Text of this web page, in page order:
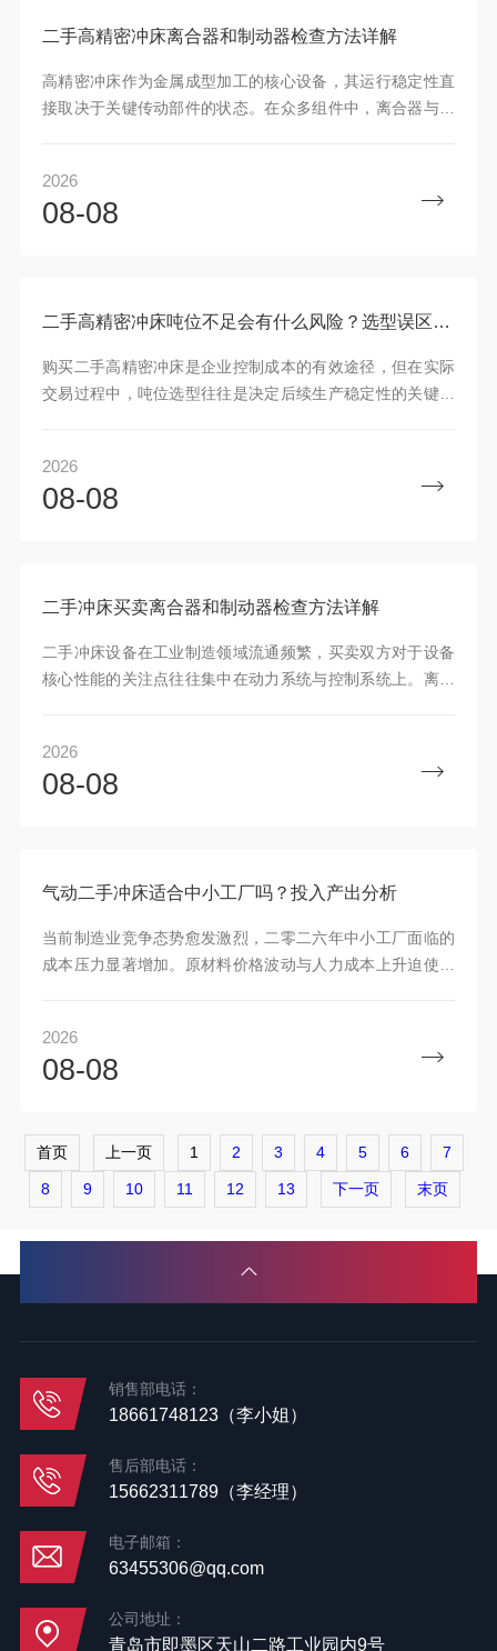
二手高精密冲床离合器和制动器检查方法详解
高精密冲床作为金属成型加工的核心设备，其运行稳定性直
接取决于关键传动部件的状态。在众多组件中，离合器与制
2026
08-08
二手高精密冲床吨位不足会有什么风险？选型误区说明
购买二手高精密冲床是企业控制成本的有效途径，但在实际
交易过程中，吨位选型往往是决定后续生产稳定性的关键因
2026
08-08
二手冲床买卖离合器和制动器检查方法详解
二手冲床设备在工业制造领域流通频繁，买卖双方对于设备
核心性能的关注点往往集中在动力系统与控制系统上。离合
2026
08-08
气动二手冲床适合中小工厂吗？投入产出分析
当前制造业竞争态势愈发激烈，二零二六年中小工厂面临的
成本压力显著增加。原材料价格波动与人力成本上升迫使管
2026
08-08
首页 上一页 1 2 3 4 5 6 7
8 9 10 11 12 13 下一页 末页
销售部电话：
18661748123（李小姐）
售后部电话：
15662311789（李经理）
电子邮箱：
63455306@qq.com
公司地址：
青岛市即墨区天山二路工业园内9号